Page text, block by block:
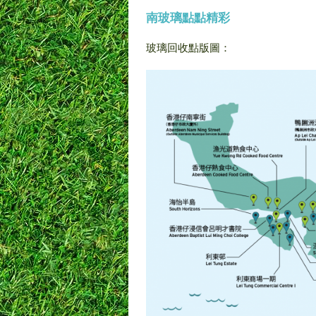
南玻璃點點精彩
玻璃回收點版圖：